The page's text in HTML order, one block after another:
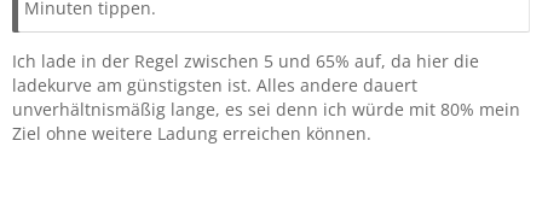
Minuten tippen.
Ich lade in der Regel zwischen 5 und 65% auf, da hier die
ladekurve am günstigsten ist. Alles andere dauert
unverhältnismäßig lange, es sei denn ich würde mit 80% mein
Ziel ohne weitere Ladung erreichen können.